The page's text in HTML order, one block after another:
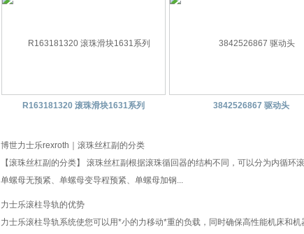
R163181320 滚珠滑块1631系列 3842526867 驱动头
博世力士乐rexroth｜滚珠丝杠副的分类
【滚珠丝杠副的分类】 滚珠丝杠副根据滚珠循回器的结构不同，可以分为内循
单螺母无预紧、单螺母变导程预紧、单螺母加钢...
力士乐滚柱导轨的优势
力士乐滚柱导轨系统使您可以用*小的力移动*重的负载，同时确保高性能机床和